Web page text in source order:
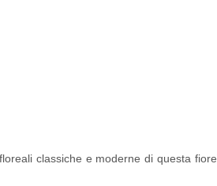
classiche e moderne di questa